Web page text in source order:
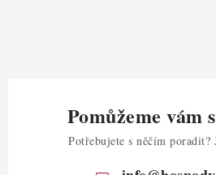
Pomůžeme vám
Potřebujete s něčím poradit?